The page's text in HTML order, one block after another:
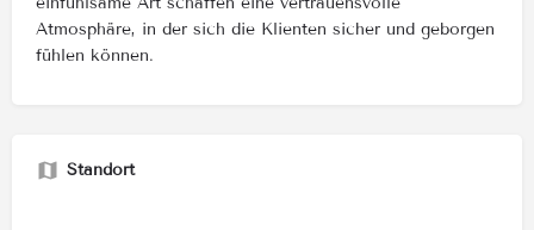
Atmosphäre, in der sich die Klienten sicher und geborgen
fühlen können.
Standort